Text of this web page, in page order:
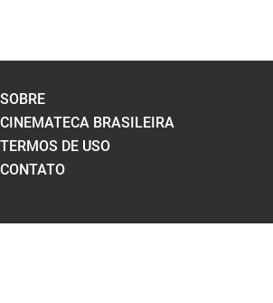
SOBRE
CINEMATECA BRASILEIRA
TERMOS DE USO
CONTATO